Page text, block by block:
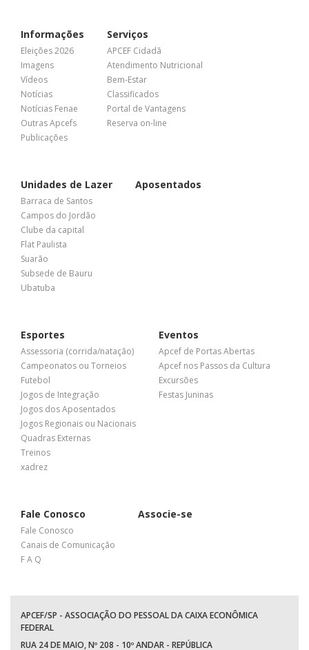
Informações
Eleições 2026
Imagens
Vídeos
Notícias
Notícias Fenae
Outras Apcefs
Publicações
Serviços
APCEF Cidadã
Atendimento Nutricional
Bem-Estar
Classificados
Portal de Vantagens
Reserva on-line
Unidades de Lazer
Barraca de Santos
Campos do Jordão
Clube da capital
Flat Paulista
Suarão
Subsede de Bauru
Ubatuba
Aposentados
Esportes
Assessoria (corrida/natação)
Campeonatos ou Torneios
Futebol
Jogos de Integração
Jogos dos Aposentados
Jogos Regionais ou Nacionais
Quadras Externas
Treinos
xadrez
Eventos
Apcef de Portas Abertas
Apcef nos Passos da Cultura
Excursões
Festas Juninas
Fale Conosco
Fale Conosco
Canais de Comunicação
F A Q
Associe-se
APCEF/SP - ASSOCIAÇÃO DO PESSOAL DA CAIXA ECONÔMICA
FEDERAL
RUA 24 DE MAIO, Nº 208 - 10º ANDAR - REPÚBLICA